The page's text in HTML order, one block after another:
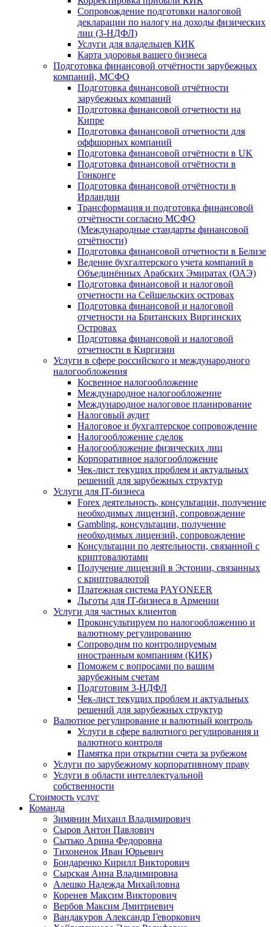
Сопровождение подготовки налоговой
декларации по налогу на доходы физических
лиц (3-НДФЛ)
Услуги для владельцев КИК
Карта здоровья вашего бизнеса
Подготовка финансовой отчётности зарубежных
компаний, МСФО
Подготовка финансовой отчётности
зарубежных компаний
Подготовка финансовой отчетности на
Кипре
Подготовка финансовой отчетности для
оффшорных компаний
Подготовка финансовой отчётности в UK
Подготовка финансовой отчётности в
Гонконге
Подготовка финансовой отчётности в
Ирландии
Трансформация и подготовка финансовой
отчётности согласно МСФО
(Международные стандарты финансовой
отчётности)
Подготовка финансовой отчетности в Белизе
Ведение бухгалтерского учета компаний в
Объединённых Арабских Эмиратах (ОАЭ)
Подготовка финансовой и налоговой
отчетности на Сейшельских островах
Подготовка финансовой и налоговой
отчетности на Британских Виргинских
Островах
Подготовка финансовой и налоговой
отчетности в Киргизии
Услуги в сфере российского и международного
налогообложения
Косвенное налогообложение
Международное налогообложение
Международное налоговое планирование
Налоговый аудит
Налоговое и бухгалтерское сопровождение
Налогообложение сделок
Налогообложение физических лиц
Корпоративное налогообложение
Чек-лист текущих проблем и актуальных
решений для зарубежных структур
Услуги для IT-бизнеса
Forex деятельность, консультации, получение
необходимых лицензий, сопровождение
Gambling, консультации, получение
необходимых лицензий, сопровождение
Консультации по деятельности, связанной с
криптовалютами
Получение лицензий в Эстонии, связанных
с криптовалютой
Платежная система PAYONEER
Льготы для IT-бизнеса в Армении
Услуги для частных клиентов
Проконсультируем по налогообложению и
валютному регулированию
Сопроводим по контролируемым
иностранным компаниям (КИК)
Поможем с вопросами по вашим
зарубежным счетам
Подготовим 3-НДФЛ
Чек-лист текущих проблем и актуальных
решений для зарубежных структур
Валютное регулирование и валютный контроль
Услуги в сфере валютного регулирования и
валютного контроля
Памятка при открытии счета за рубежом
Услуги по зарубежному корпоративному праву
Услуги в области интеллектуальной
собственности
Стоимость услуг
Команда
Зимянин Михаил Владимирович
Сыров Антон Павлович
Сытько Арина Федоровна
Тихоненок Иван Юрьевич
Бондаренко Кирилл Викторович
Сырская Анна Владимировна
Алешко Надежда Михайловна
Коренев Максим Викторович
Вербов Максим Дмитриевич
Вандакуров Александр Геворкович